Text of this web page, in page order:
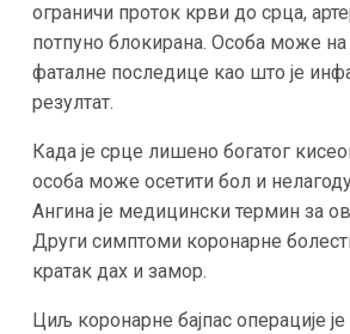
ограничи проток крви до срца,
потпуно блокирана. Особа може на
фаталне последице као што је
резултат.
Када је срце лишено богатог
особа може осетити бол и
Ангина је медицински термин за
Други симптоми коронарне
кратак дах и замор.
Циљ коронарне бајпас операције